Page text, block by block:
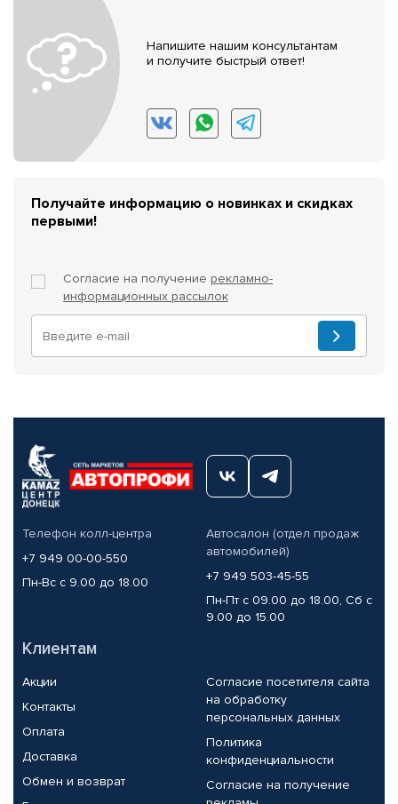
Напишите нашим консультантам
и получите быстрый ответ!
Получайте информацию о новинках и скидках
первыми!
Согласие на получение рекламно-
информационных рассылок
Телефон колл-центра
+7 949 00-00-550
Пн-Вс с 9.00 до 18.00
Автосалон (отдел продаж
автомобилей)
+7 949 503-45-55
Пн-Пт с 09.00 до 18.00, Сб с
9.00 до 15.00
Клиентам
Акции
Контакты
Оплата
Доставка
Обмен и возврат
Согласие посетителя сайта
на обработку
персональных данных
Политика
конфиденциальности
Согласие на получение